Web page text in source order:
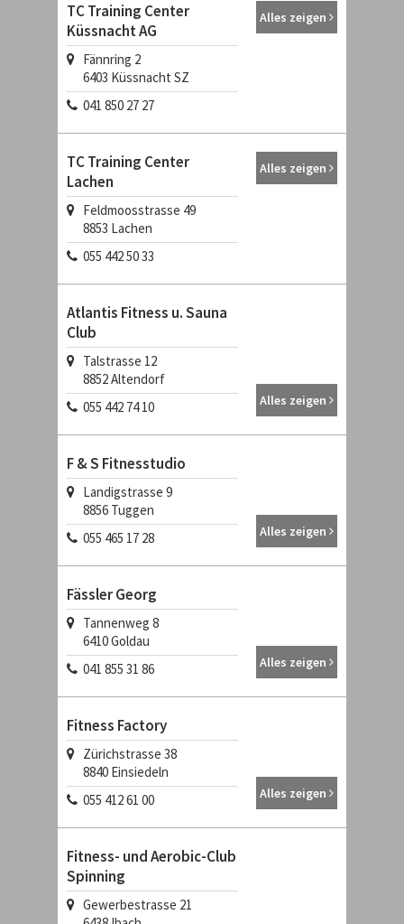
TC Training Center
Küssnacht AG
Fännring 2
6403 Küssnacht SZ
041 850 27 27
Alles zeigen
TC Training Center
Lachen
Feldmoosstrasse 49
8853 Lachen
055 442 50 33
Alles zeigen
Atlantis Fitness u. Sauna
Club
Talstrasse 12
8852Altendorf
055 442 74 10
Alles zeigen
F & S Fitnesstudio
Landigstrasse 9
8856 Tuggen
055 465 17 28
Alles zeigen
Fässler Georg
Tannenweg 8
6410Goldau
041 855 31 86
Alles zeigen
Fitness Factory
Zürichstrasse 38
8840 Einsiedeln
055 412 61 00
Alles zeigen
Fitness- und Aerobic-Club
Spinning
Gewerbestrasse 21